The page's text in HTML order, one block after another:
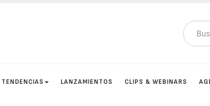
TENDENCIAS LANZAMIENTOS CLIPS & WEBINARS